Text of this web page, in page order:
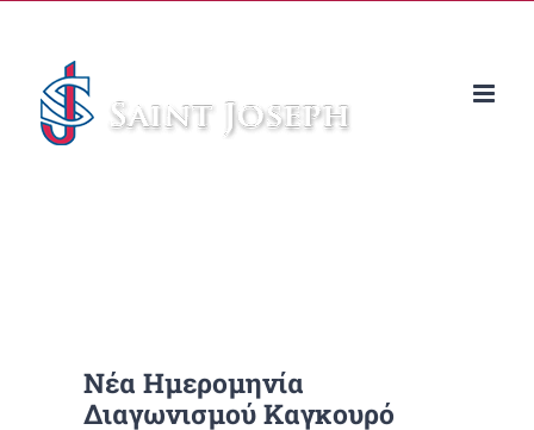
περιεχόμενο
Νέα Ημερομηνία
Διαγωνισμού Καγκουρό